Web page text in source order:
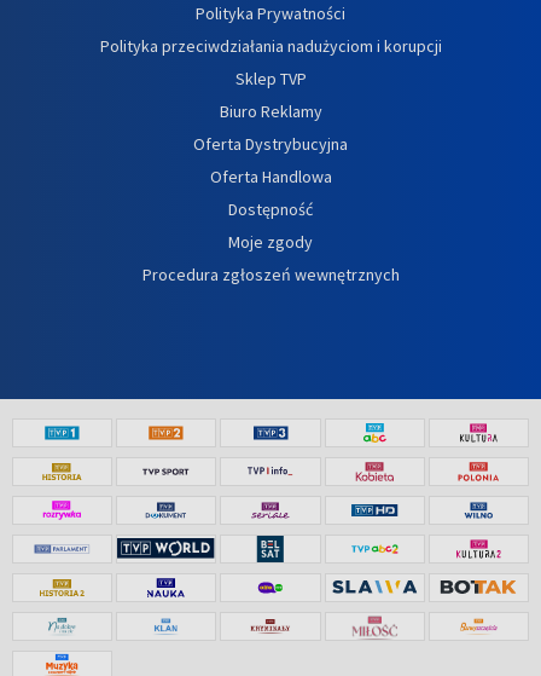
Polityka Prywatności
Polityka przeciwdziałania nadużyciom i korupcji
Sklep TVP
Biuro Reklamy
Oferta Dystrybucyjna
Oferta Handlowa
Dostępność
Moje zgody
Procedura zgłoszeń wewnętrznych